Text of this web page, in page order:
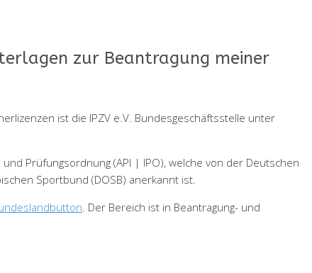
zur Beantragung meiner
ist die IPZV e.V. Bundesgeschäftsstelle unter
Prüfungsordnung (API | IPO), welche von der Deutschen
Sportbund (DOSB) anerkannt ist.
. Der Bereich ist in Beantragung- und